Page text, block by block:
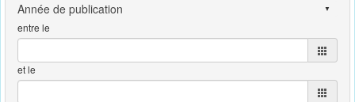
entre le
et le